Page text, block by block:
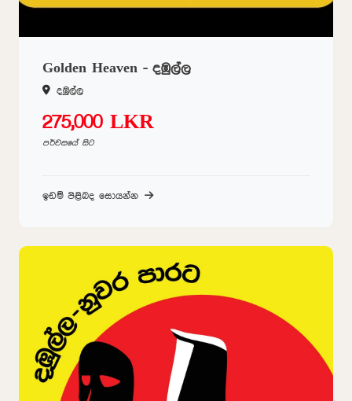
Golden Heaven - දඹුල්ල
දඹුල්ල
275,000 LKR
පර්චසයේ සිට
ඉඩම් පිළිබද සොයන්න